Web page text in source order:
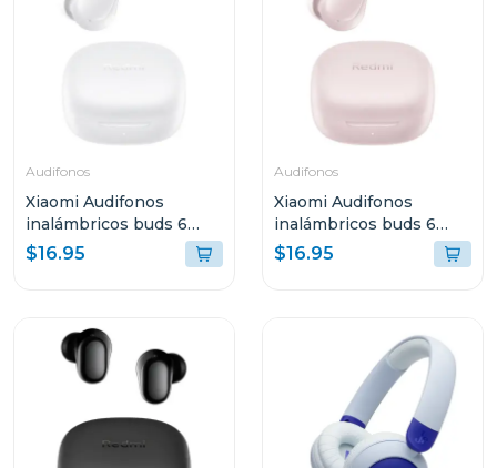
Audifonos
Xiaomi Audifonos
inalámbricos buds 6
play blanco 2420e1b
$16.95
Audifonos
Xiaomi Audifonos
inalámbricos buds 6
play rosa 2420e1r
$16.95